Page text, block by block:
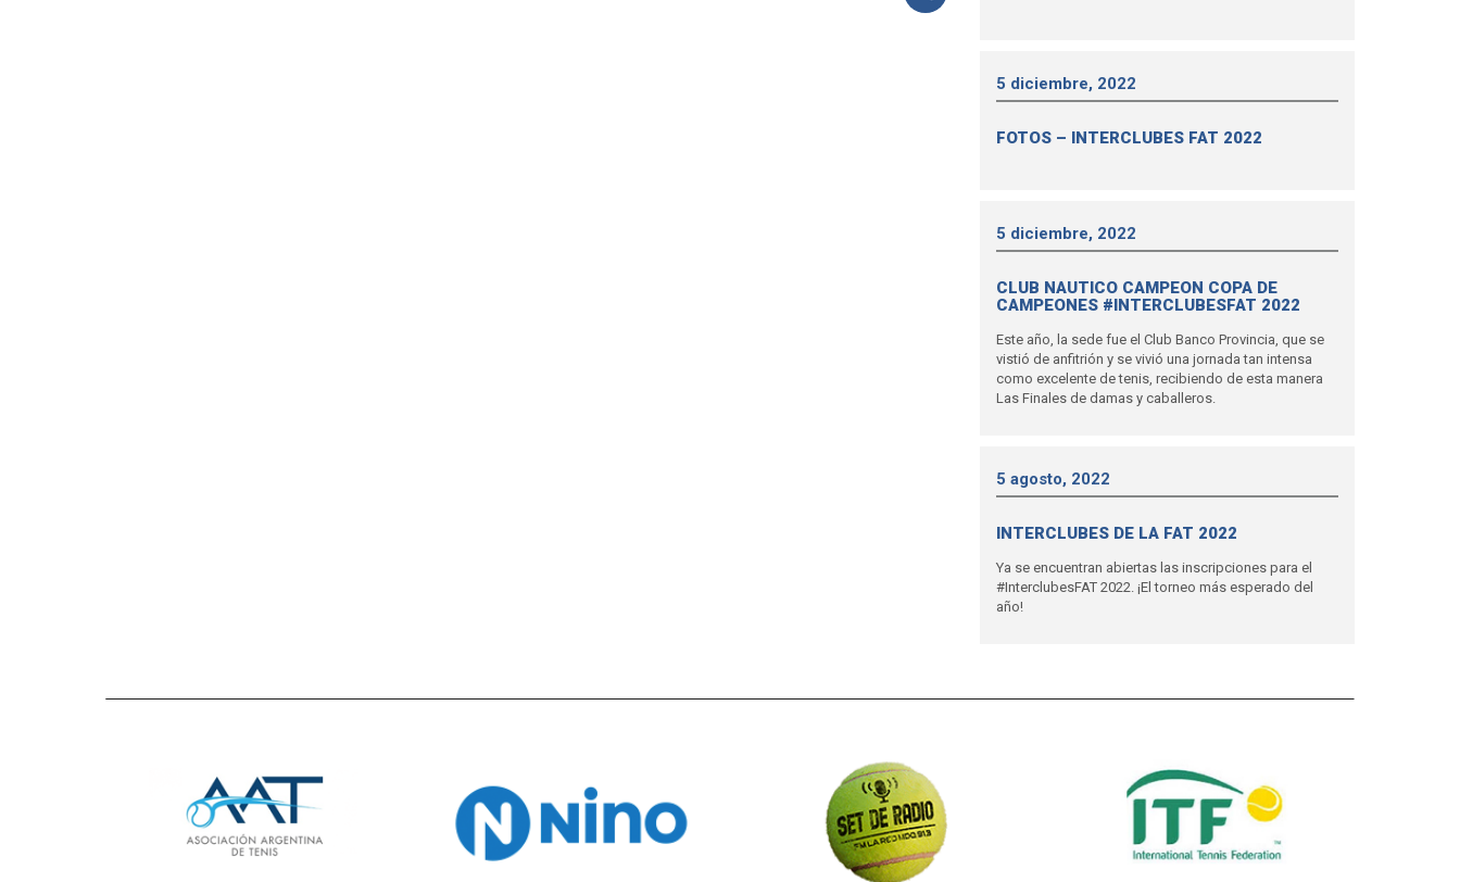
5 diciembre, 2022
FOTOS – INTERCLUBES FAT 2022
5 diciembre, 2022
CLUB NAUTICO CAMPEON COPA DE
CAMPEONES #INTERCLUBESFAT 2022
Este año, la sede fue el Club Banco Provincia, que se
vistió de anfitrión y se vivió una jornada tan intensa
como excelente de tenis, recibiendo de esta manera
Las Finales de damas y caballeros.
5 agosto, 2022
INTERCLUBES DE LA FAT 2022
Ya se encuentran abiertas las inscripciones para el
#InterclubesFAT 2022. ¡El torneo más esperado del
año!